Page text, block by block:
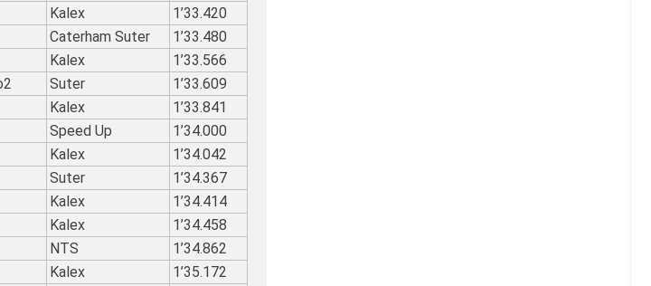
Kalex
1’33.420
Caterham Suter
1’33.480
Kalex
1’33.566
Suter
1’33.609
Kalex
1’33.841
Speed Up
1’34.000
Kalex
1’34.042
Suter
1’34.367
Kalex
1’34.414
Kalex
1’34.458
NTS
1’34.862
Kalex
1’35.172